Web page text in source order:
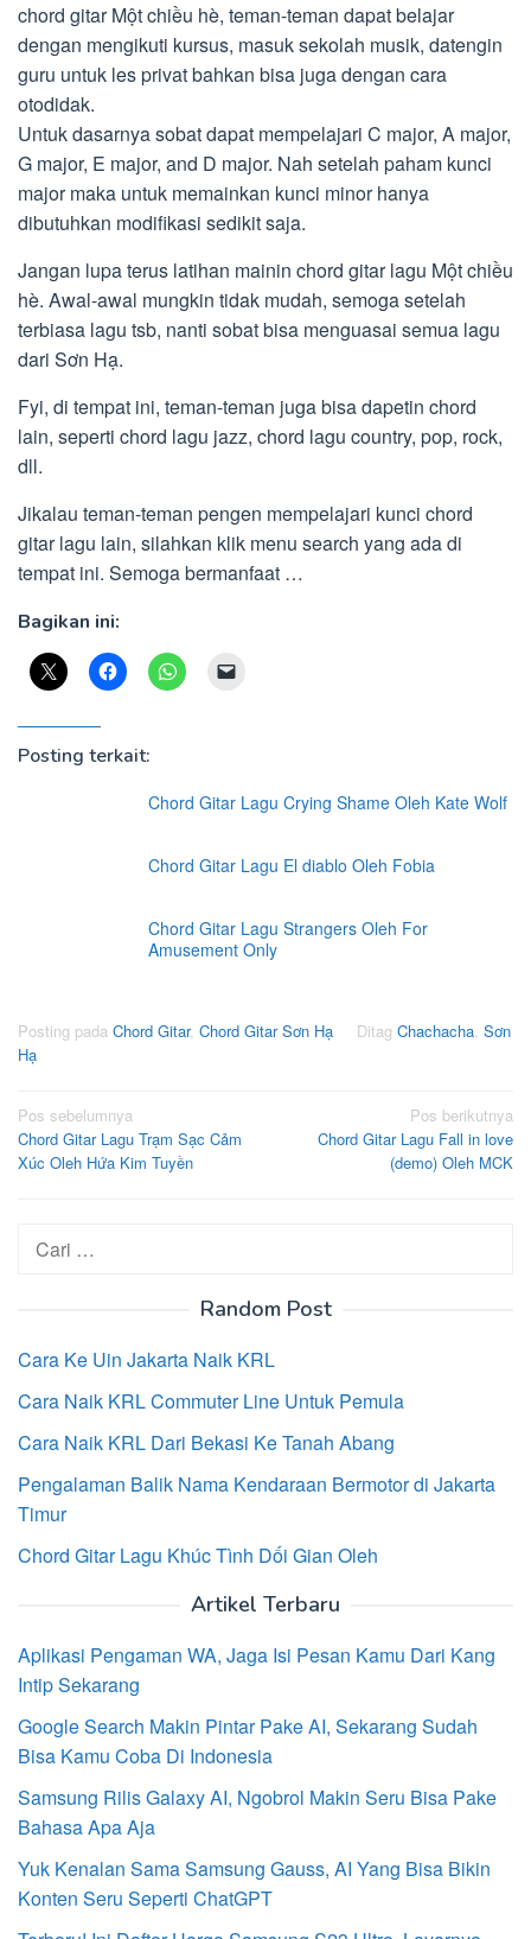
chord gitar Một chiều hè, teman-teman dapat belajar
dengan mengikuti kursus, masuk sekolah musik, datengin
guru untuk les privat bahkan bisa juga dengan cara
otodidak.
Untuk dasarnya sobat dapat mempelajari C major, A major,
G major, E major, and D major. Nah setelah paham kunci
major maka untuk memainkan kunci minor hanya
dibutuhkan modifikasi sedikit saja.
Jangan lupa terus latihan mainin chord gitar lagu Một chiều
hè. Awal-awal mungkin tidak mudah, semoga setelah
terbiasa lagu tsb, nanti sobat bisa menguasai semua lagu
dari Sơn Hạ.
Fyi, di tempat ini, teman-teman juga bisa dapetin chord
lain, seperti chord lagu jazz, chord lagu country, pop, rock,
dll.
Jikalau teman-teman pengen mempelajari kunci chord
gitar lagu lain, silahkan klik menu search yang ada di
tempat ini. Semoga bermanfaat …
Bagikan ini:
Posting terkait:
Chord Gitar Lagu Crying Shame Oleh Kate Wolf
Chord Gitar Lagu El diablo Oleh Fobia
Chord Gitar Lagu Strangers Oleh For
Amusement Only
Posting pada Chord Gitar, Chord Gitar Sơn Hạ Ditag Chachacha, Sơn
Hạ
Navigasi
pos
Pos sebelumnya
Chord Gitar Lagu Trạm Sạc Cảm
Xúc Oleh Hứa Kim Tuyền
Pos berikutnya
Chord Gitar Lagu Fall in love
(demo) Oleh MCK
Cari
untuk:
Random Post
Cara Ke Uin Jakarta Naik KRL
Cara Naik KRL Commuter Line Untuk Pemula
Cara Naik KRL Dari Bekasi Ke Tanah Abang
Pengalaman Balik Nama Kendaraan Bermotor di Jakarta
Timur
Chord Gitar Lagu Khúc Tình Dối Gian Oleh
Artikel Terbaru
Aplikasi Pengaman WA, Jaga Isi Pesan Kamu Dari Kang
Intip Sekarang
Google Search Makin Pintar Pake AI, Sekarang Sudah
Bisa Kamu Coba Di Indonesia
Samsung Rilis Galaxy AI, Ngobrol Makin Seru Bisa Pake
Bahasa Apa Aja
Yuk Kenalan Sama Samsung Gauss, AI Yang Bisa Bikin
Konten Seru Seperti ChatGPT